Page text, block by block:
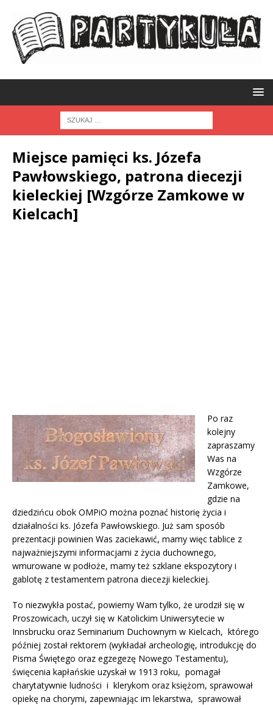
Miejsce pamięci ks. Józefa
Pawłowskiego, patrona diecezji
kieleckiej [Wzgórze Zamkowe w
Kielcach]
Po raz
kolejny
zapraszamy
Was na
Wzgórze
Zamkowe,
gdzie na
dziedzińcu obok OMPiO można poznać historię życia i
działalności ks. Józefa Pawłowskiego. Już sam sposób
prezentacji powinien Was zaciekawić, mamy więc tablice z
najważniejszymi informacjami z życia duchownego,
wmurowane w podłoże, mamy też szklane ekspozytory i
gablotę z testamentem patrona diecezji kieleckiej.
To niezwykła postać, powiemy Wam tylko, że urodził się w
Proszowicach, uczył się w Katolickim Uniwersytecie w
Innsbrucku oraz Seminarium Duchownym w Kielcach, którego
później został rektorem (wykładał archeologię, introdukcję do
Pisma Świętego oraz egzegezę Nowego Testamentu),
święcenia kapłańskie uzyskał w 1913 roku, pomagał
charytatywnie ludności i klerykom oraz księżom, sprawował
opiekę na chorymi, zapewniając im lekarstwa, sprawował